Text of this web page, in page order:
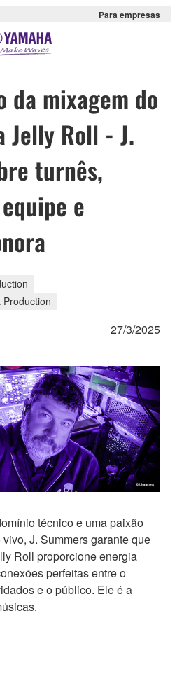
Para empresas
da mixagem do
Jelly Roll - J.
turnês,
e
Production
27/3/2025
técnico e uma paixão
J. Summers garante que
Roll proporcione energia
perfeitas entre o
e o público. Ele é a